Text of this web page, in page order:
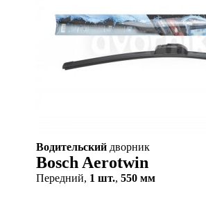
Водительский дворник
Bosch Aerotwin
Передний, 1 шт., 550 мм